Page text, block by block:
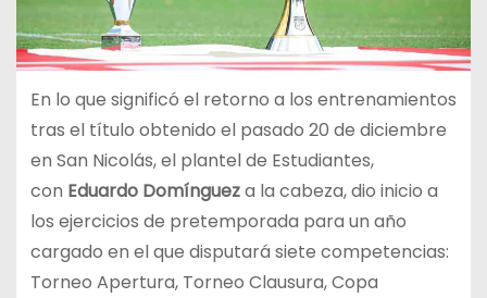
En lo que significó el retorno a los entrenamientos
tras el título obtenido el pasado 20 de diciembre
en San Nicolás, el plantel de Estudiantes,
con Eduardo Domíngueza la cabeza, dio inicio a
los ejercicios de pretemporada para un año
cargado en el que disputará siete competencias:
Torneo Apertura, Torneo Clausura, Copa